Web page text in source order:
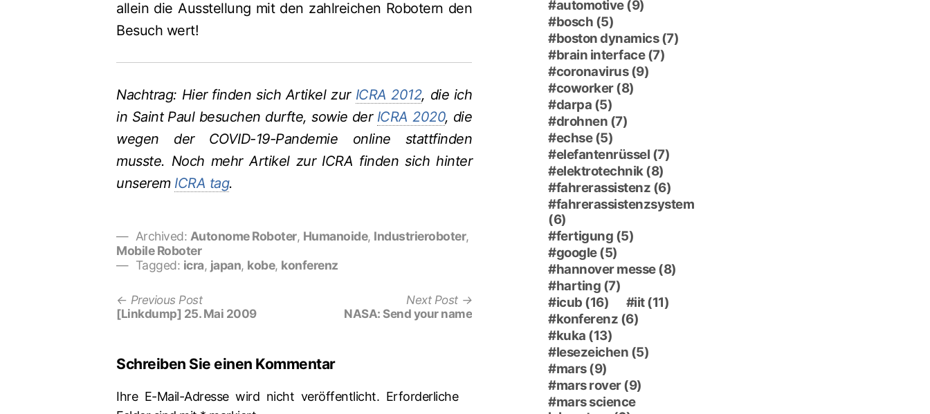
allein die Ausstellung mit den zahlreichen Robotern den
Besuch wert!
Nachtrag: Hier finden sich Artikel zur ICRA 2012, die ich
in Saint Paul besuchen durfte, sowie der ICRA 2020, die
wegen der COVID-19-Pandemie online stattfinden
musste. Noch mehr Artikel zur ICRA finden sich hinter
unserem ICRA tag.
Archived: Autonome Roboter, Humanoide, Industrieroboter,
Mobile Roboter
Tagged: icra, japan, kobe, konferenz
Beitrags-
Navigation
Previous PostPrevious
post:
[Linkdump] 25. Mai 2009
Next Post
Next
post:
NASA: Send your name
Schreiben Sie einen Kommentar
Ihre E-Mail-Adresse wird nicht veröffentlicht. Erforderliche
automotive(9)
bosch (5)
boston dynamics(7)
brain interface(7)
coronavirus(9)
coworker(8)
darpa (5)
drohnen (7)
echse(5)
elefantenrüssel (7)
elektrotechnik(8)
fahrerassistenz (6)
fahrerassistenzsystem
(6)
fertigung (5)
google(5)
hannover messe(8)
harting (7)
icub (16) iit(11)
konferenz (6)
kuka (13)
lesezeichen (5)
mars(9)
mars rover(9)
mars science